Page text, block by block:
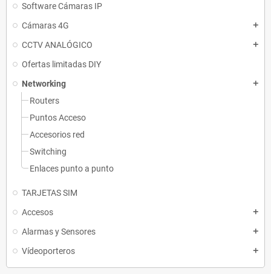
Software Cámaras IP
Cámaras 4G
add
CCTV ANALÓGICO add
Ofertas limitadas DIY
Networking
add
Routers
Puntos Acceso
Accesorios red
Switching
Enlaces punto a punto
TARJETAS SIM
Accesos
add
Alarmas y Sensores add
Vídeoporteros add